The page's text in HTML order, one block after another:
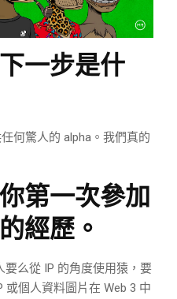
一步是什
何驚人的 alpha。我們真的
第一次參加
經歷。
要么從 IP 的角度使用猿，要
或個人資料圖片在 Web 3 中